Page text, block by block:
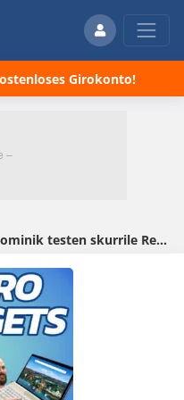
Girokonto!
Gadgets von Temu & AliExpress!